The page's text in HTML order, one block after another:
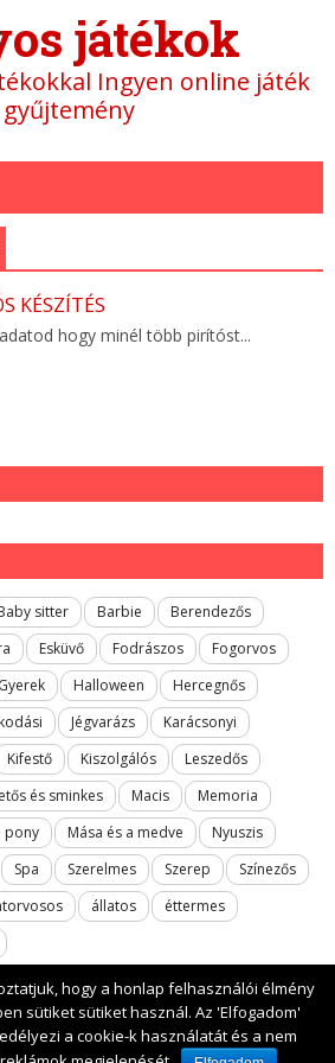
játékok
Ingyen online játék
gyűjtemény
KÉSZÍTÉS
hogy minél több pirítóst...
sitter Barbie
Berendezős
Esküvő Fodrászos
Fogorvos
Gyerek Halloween
Hercegnős
Jégvarázs
Karácsonyi
Kifestő Kiszolgálós
Leszedős
és sminkes Macis
Memoria
pony Mása és a medve
Nyuszis
Spa Szerelmes Szerep
Színezős
állatos
éttermes
hogy a honlap felhasználói élmény
sütiket sütiket használ. Az 'Elfogadom'
a cookie-k használatát és a nem